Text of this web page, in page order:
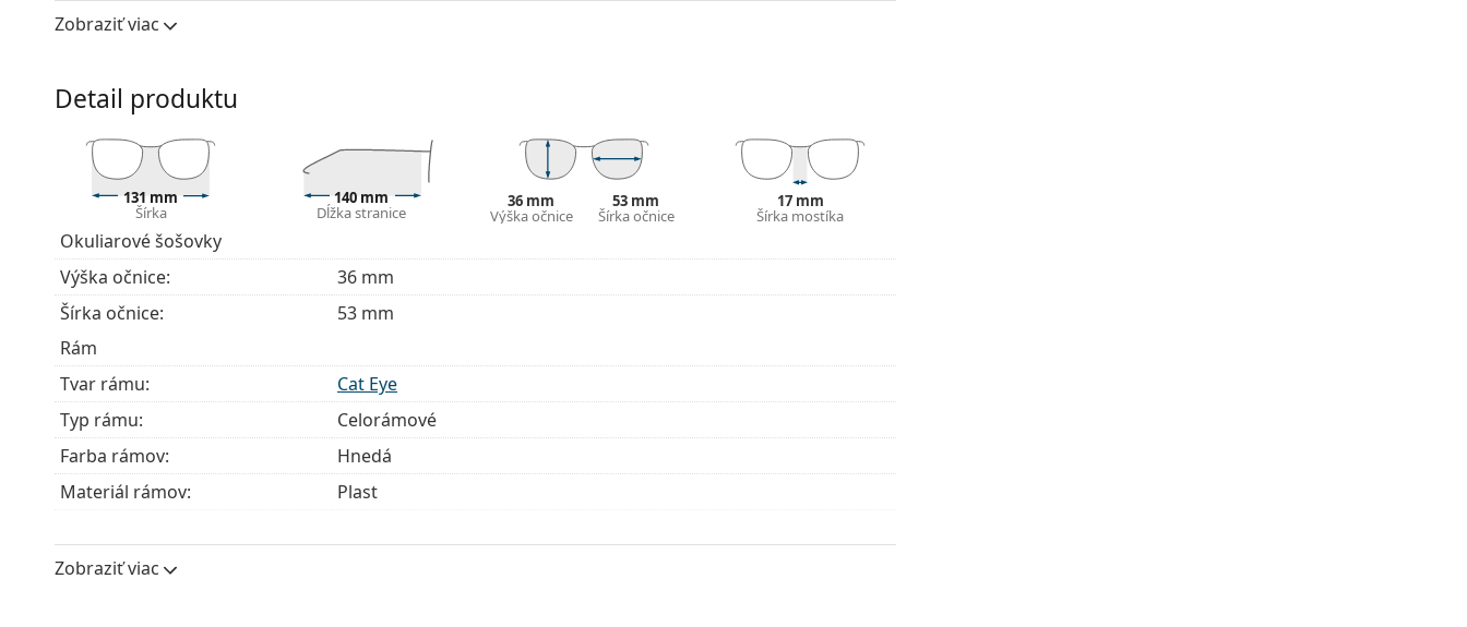
pred poškodením. Tento druh rámu je vhodný pre všetky typy okuliarových šošoviek, vrátane tých
s vyššou optickou mohutnosťou.
Okuliare dodávame s originálnym puzdrom. Farba puzdra a jeho vyhotovenie sa môžu líšiť.
Handrička, ktorá je súčasťou balenia, je ideálna na čistenie a starostlivosť o okuliare. Niektoré
modely môžu namiesto handričky obsahovať textilné vrecko.
Ide o zdravotnícku pomôcku. Pred použitím si prečítajte pokyny.
Zobraziť viac
Detail produktu
131 mm
Šírka
140 mm
Dĺžka stranice
36 mm
Výška očnice
53 mm
Šírka očnice
17 mm
Šírka mostíka
Okuliarové šošovky
Výška očnice:
36 mm
Šírka očnice:
53 mm
Rám
Tvar rámu:
Cat Eye
Typ rámu:
Celorámové
Farba rámov:
Hnedá
Materiál rámov:
Plast
Šírka:
Zobraziť viac